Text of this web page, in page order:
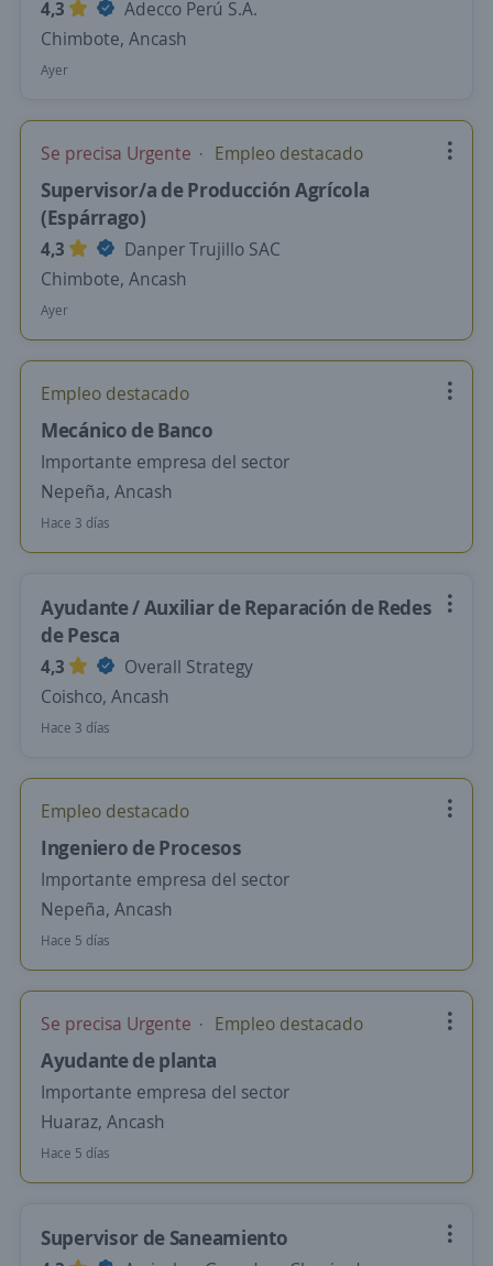
4,3
Adecco Perú S.A.
Chimbote, Ancash
Ayer
Se precisa Urgente Empleo destacado
Supervisor/a de Producción Agrícola
(Espárrago)
4,3
Danper Trujillo SAC
Chimbote, Ancash
Ayer
Empleo destacado
Mecánico de Banco
Importante empresa del sector
Nepeña, Ancash
Hace 3 días
Ayudante / Auxiliar de Reparación de Redes
de Pesca
4,3
Overall Strategy
Coishco, Ancash
Hace 3 días
Empleo destacado
Ingeniero de Procesos
Importante empresa del sector
Nepeña, Ancash
Hace 5 días
Se precisa Urgente Empleo destacado
Ayudante de planta
Importante empresa del sector
Huaraz, Ancash
Hace 5 días
Supervisor de Saneamiento